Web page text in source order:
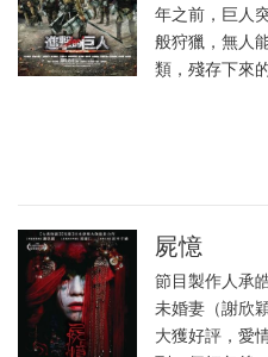
年之前，巨人
般狩獵，無人
類，殘存下來
屍憶
節目製作人承
未婚妻（謝欣
大獲好評，愛